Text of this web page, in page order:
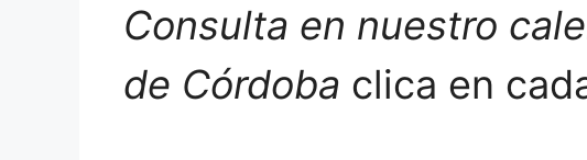
Consulta en nuestro
de Córdoba clica en